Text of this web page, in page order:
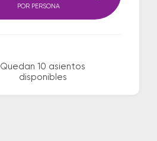
Quedan 10 asientos
disponibles
POR PERSONA